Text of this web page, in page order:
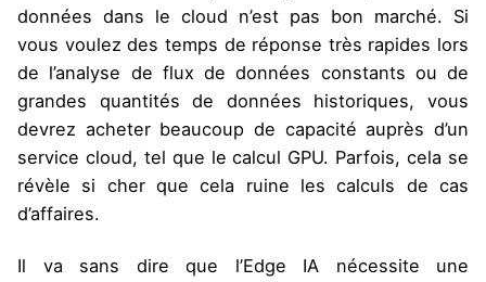
données dans le cloud n’est pas bon marché. Si
vous voulez des temps de réponse très rapides lors
de l’analyse de flux de données constants ou de
grandes quantités de données historiques, vous
devrez acheter beaucoup de capacité auprès d’un
service cloud, tel que le calcul GPU. Parfois, cela se
révèle si cher que cela ruine les calculs de cas
d’affaires.
Il va sans dire que l’Edge IA nécessite une